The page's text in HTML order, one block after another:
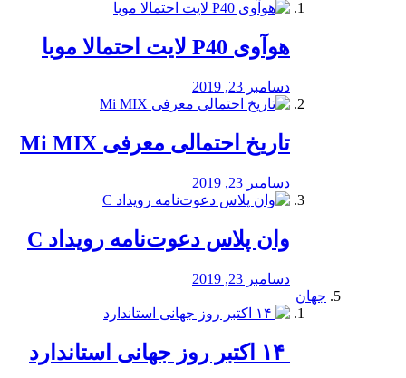
هوآوی P40 لایت احتمالا موبا
دسامبر 23, 2019
تاریخ احتمالی معرفی Mi MIX
دسامبر 23, 2019
وان پلاس دعوت‌نامه رویداد C
دسامبر 23, 2019
جهان